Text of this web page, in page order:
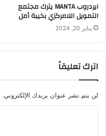
ايردروب MANTA يترك مجتمع
التمويل اللامركزي بخيبة أمل
يناير 20, 2024
اترك تعليقاً
لن يتم نشر عنوان بريدك الإلكتروني.